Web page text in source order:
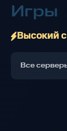
Игры
Высокий
Все